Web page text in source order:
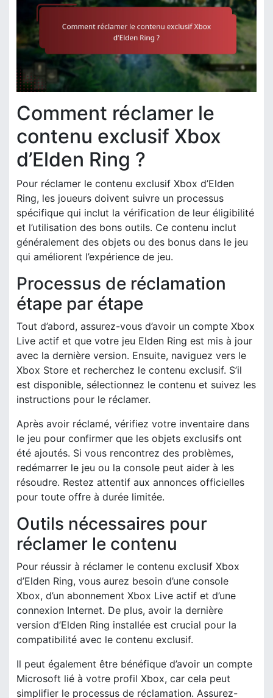
Comment réclamer le
contenu exclusif Xbox
d’Elden Ring ?
Pour réclamer le contenu exclusif Xbox d’Elden
Ring, les joueurs doivent suivre un processus
spécifique qui inclut la vérification de leur éligibilité
et l’utilisation des bons outils. Ce contenu inclut
généralement des objets ou des bonus dans le jeu
qui améliorent l’expérience de jeu.
Processus de réclamation
étape par étape
Tout d’abord, assurez-vous d’avoir un compte Xbox
Live actif et que votre jeu Elden Ring est mis à jour
avec la dernière version. Ensuite, naviguez vers le
Xbox Store et recherchez le contenu exclusif. S’il
est disponible, sélectionnez le contenu et suivez les
instructions pour le réclamer.
Après avoir réclamé, vérifiez votre inventaire dans
le jeu pour confirmer que les objets exclusifs ont
été ajoutés. Si vous rencontrez des problèmes,
redémarrer le jeu ou la console peut aider à les
résoudre. Restez attentif aux annonces officielles
pour toute offre à durée limitée.
Outils nécessaires pour
réclamer le contenu
Pour réussir à réclamer le contenu exclusif Xbox
d’Elden Ring, vous aurez besoin d’une console
Xbox, d’un abonnement Xbox Live actif et d’une
connexion Internet. De plus, avoir la dernière
version d’Elden Ring installée est crucial pour la
compatibilité avec le contenu exclusif.
Il peut également être bénéfique d’avoir un compte
Microsoft lié à votre profil Xbox, car cela peut
simplifier le processus de réclamation. Assurez-